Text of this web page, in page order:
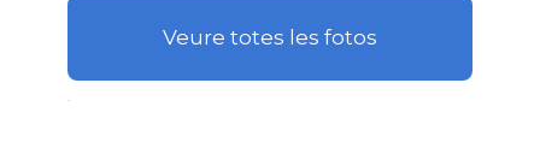
Veure totes les fotos